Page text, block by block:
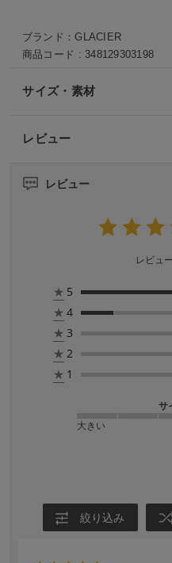
ブランド：GLACIER
商品コード : 348129303198
サイズ・素材
レビュー
レビュー
レビュ
★ 5
★ 4
★ 3
★ 2
★ 1
サ
大きい
絞り込み